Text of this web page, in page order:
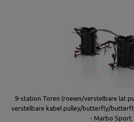
9-station Toren (roeien/verstelbare lat
verstelbare kabel pulley/butterfly/
- Marbo Sport